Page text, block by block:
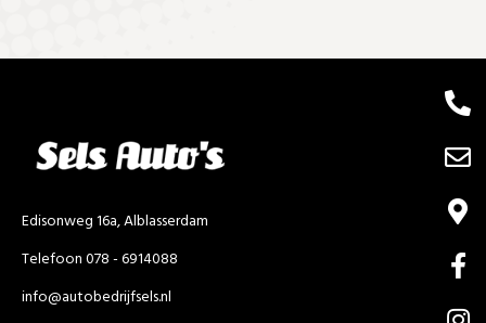
Edisonweg 16a, Alblasserdam
Telefoon 078 - 6914088
info@autobedrijfsels.nl